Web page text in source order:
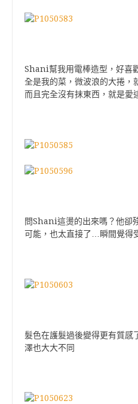
Shani幫我用電棒造型，好喜
全是我的菜，微波浪的大捲，
而且完全沒有抹東西，就是愛
問Shani這燙的出來嗎？他卻
可能，也太直接了…瞬間覺得
髮色在護髮過後變得更有質感
澤也大大不同